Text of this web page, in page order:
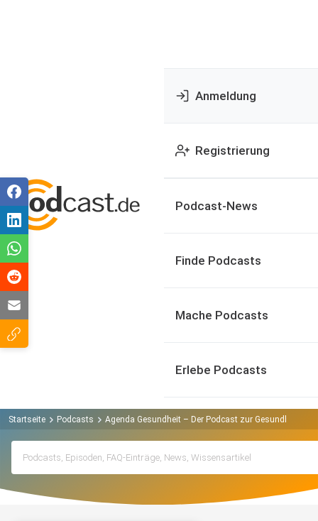
Anmeldung
Registrierung
Podcast-News
Finde Podcasts
Mache Podcasts
Erlebe Podcasts
Startseite Podcasts Agenda Gesundheit – Der Podcast zur